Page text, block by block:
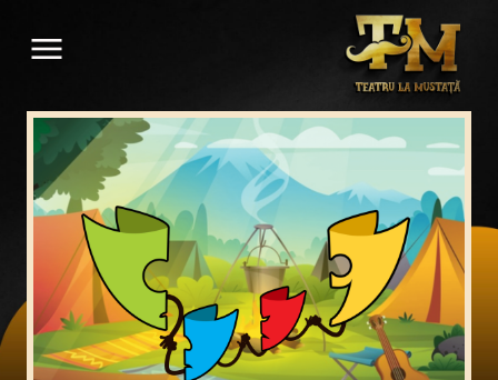
menu